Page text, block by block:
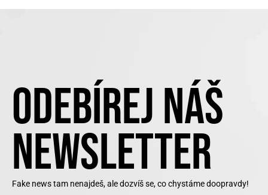
ODEBÍREJ NÁŠ
NEWSLETTER
Fake news tam nenajdeš, ale dozvíš se, co chystáme doopravdy!